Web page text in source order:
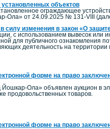
объектов
ограждающее
Ола» от 24.09.2025 № 131-VIII
силу изменения в закон «О
с использованием вывесок или
для публичного ознакомления
деятельность на территории
форме на право
Йошкар-Ола» объявлен аукцион в
продовольственных товаров.
форме на право